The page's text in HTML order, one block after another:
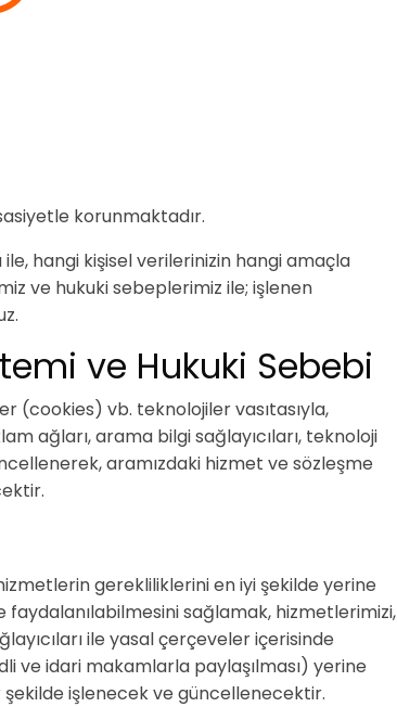
korunmaktadır.
ile, hangi kişisel verilerinizin hangi amaçla
ve hukuki sebeplerimiz ile; işlenen
ve Hukuki Sebebi
(cookies) vb. teknolojiler vasıtasıyla,
ağları, arama bilgi sağlayıcıları, teknoloji
aramızdaki hizmet ve sözleşme
gerekliliklerini en iyi şekilde yerine
sağlamak, hizmetlerimizi,
ile yasal çerçeveler içerisinde
ve idari makamlarla paylaşılması) yerine
işlenecek ve güncellenecektir.